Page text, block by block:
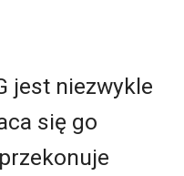
jest niezwykle
się go